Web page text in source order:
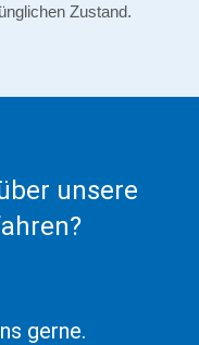
Zustand.
unsere
gerne.